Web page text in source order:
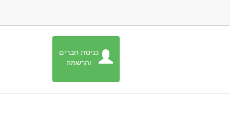
כניסת חברים
והרשמה